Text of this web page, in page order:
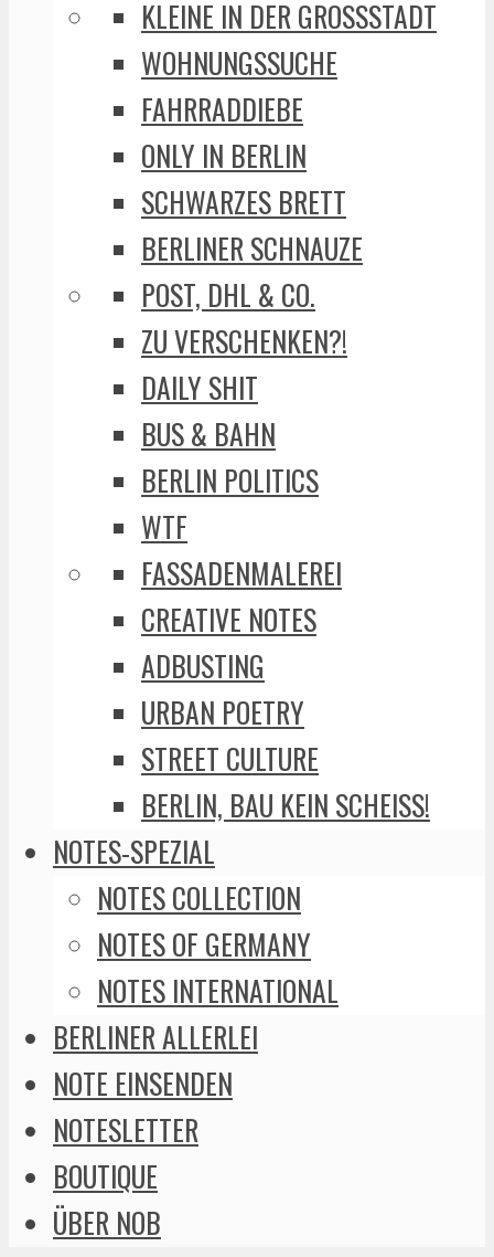
KLEINE IN DER GROSSSTADT
WOHNUNGSSUCHE
FAHRRADDIEBE
ONLY IN BERLIN
SCHWARZES BRETT
BERLINER SCHNAUZE
POST, DHL & CO.
ZU VERSCHENKEN?!
DAILY SHIT
BUS & BAHN
BERLIN POLITICS
WTF
FASSADENMALEREI
CREATIVE NOTES
ADBUSTING
URBAN POETRY
STREET CULTURE
BERLIN, BAU KEIN SCHEISS!
NOTES-SPEZIAL
NOTES COLLECTION
NOTES OF GERMANY
NOTES INTERNATIONAL
BERLINER ALLERLEI
NOTE EINSENDEN
NOTESLETTER
BOUTIQUE
ÜBER NOB